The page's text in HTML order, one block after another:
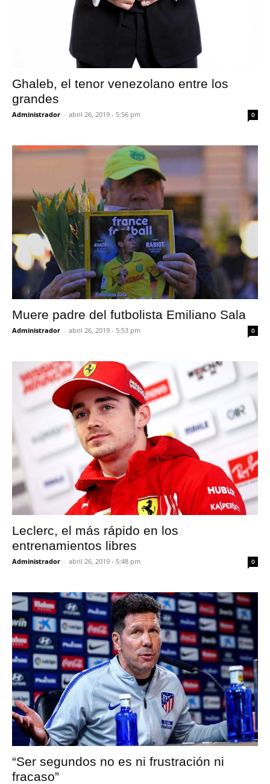
Ghaleb, el tenor venezolano entre los
grandes
Administrador - abril 26, 2019 - 5:56 pm 0
Muere padre del futbolista Emiliano Sala
Administrador - abril 26, 2019 - 5:53 pm 0
Leclerc, el más rápido en los
entrenamientos libres
Administrador - abril 26, 2019 - 5:48 pm 0
“Ser segundos no es ni frustración ni
fracaso”